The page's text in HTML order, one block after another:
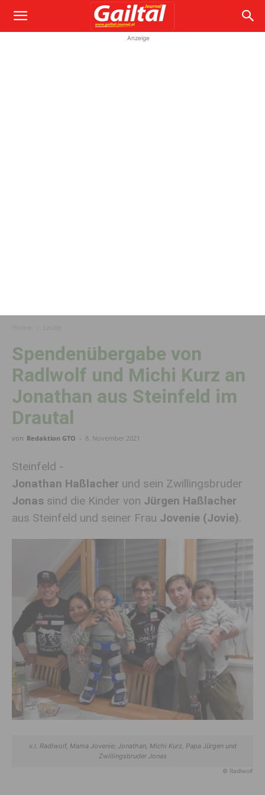
Anzeige
Spendenübergabe von
Radlwolf und Michi Kurz an
Jonathan aus Steinfeld im
Drautal
von Redaktion GTO - 8. November 2021
Steinfeld -
Jonathan Haßlacher und sein Zwillingsbruder
Jonas sind die Kinder von Jürgen Haßlacher
aus Steinfeld und seiner Frau Jovenie (Jovie).
v.l. Radlwolf, Mama Jovenie; Jonathan, Michi Kurz, Papa Jürgen und
Zwillingsbruder Jonas
© Radlwolf